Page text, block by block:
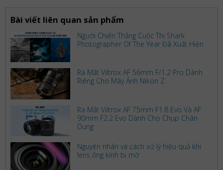
Bài viết liên quan sản phẩm
Người Chiến Thắng Cuộc Thi Shark
Photographer Of The Year Đã Xuất Hiện
Ra Mắt Viltrox AF 56mm F/1.2 Pro Dành
Riêng Cho Máy Ảnh Nikon Z
Ra Mắt Viltrox AF 75mm F1.8 Evo Và AF
90mm F2.2 Evo Dành Cho Chụp Chân
Dung
Nguyên nhân và cách xử lý hiệu quả khi
lens ống kính bị mờ